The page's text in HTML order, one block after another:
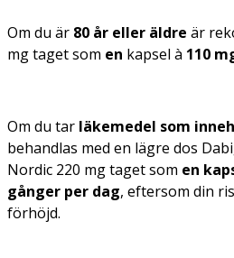
Om du är 80 år eller äldre är
mg taget som en kapsel à 110
Om du tar läkemedel som
behandlas med en lägre dos
Nordic 220 mg taget som en
gånger per dag, eftersom din
förhöjd.